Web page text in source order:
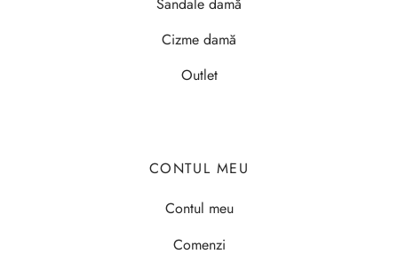
Sandale damă
Cizme damă
Outlet
CONTUL MEU
Contul meu
Comenzi